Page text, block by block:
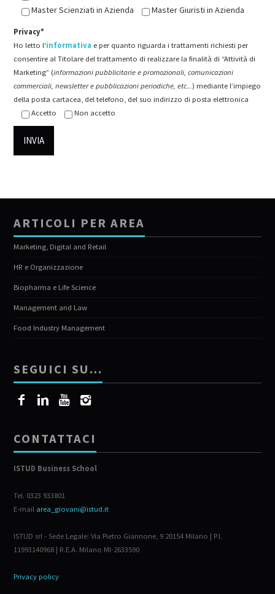
Master Scienziati in Azienda
Master Giuristi in Azienda
Privacy*
Ho letto l'informativa e per quanto riguarda i trattamenti richiesti per
consentire al Titolare del trattamento di realizzare la finalità di “Attività di
Marketing” (informazioni pubblicitarie e promozionali, comunicazioni
commerciali, newsletter e pubblicazioni periodiche, etc...) mediante l’impiego
della posta cartacea, del telefono, del suo indirizzo di posta elettronica
Accetto
Non accetto
ARTICOLI PER AREA
Marketing, Digital and Retail
HR e Organizzazione
Biopharma e Life Science
Management and Law
Food Industry Management
SEGUICI SU…
CONTATTACI
ISTUD Business School
Tel. 0323 933801
E-mail area_giovani@istud.it
ISTUD srl - Sede Legale: Via Pietro Giannone, 9 20154 Milano | P.I.
11993140968 | R.E.A. Milano MI-2633590
Privacy policy